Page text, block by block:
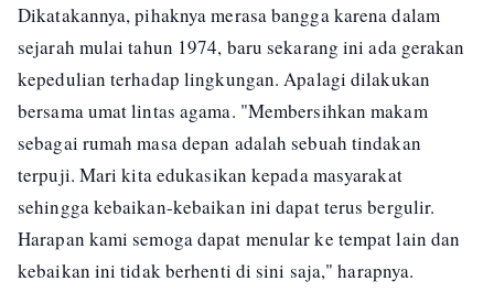
Dikatakannya, pihaknya merasa bangga karena dalam
sejarah mulai tahun 1974, baru sekarang ini ada gerakan
kepedulian terhadap lingkungan. Apalagi dilakukan
bersama umat lintas agama. "Membersihkan makam
sebagai rumah masa depan adalah sebuah tindakan
terpuji. Mari kita edukasikan kepada masyarakat
sehingga kebaikan-kebaikan ini dapat terus bergulir.
Harapan kami semoga dapat menular ke tempat lain dan
kebaikan ini tidak berhenti di sini saja," harapnya.